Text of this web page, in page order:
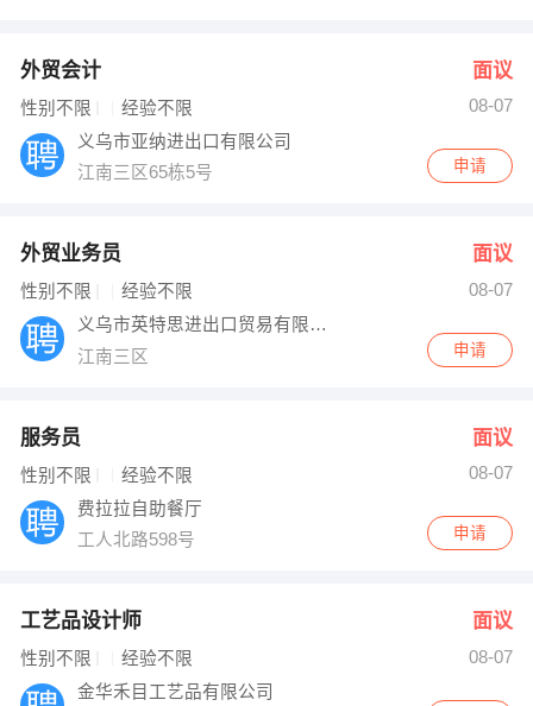
外贸会计 面议
性别不限 经验不限
08-07
义乌市亚纳进出口有限公司
江南三区65栋5号
申请
外贸业务员 面议
性别不限 经验不限
08-07
义乌市英特思进出口贸易有限公司
江南三区
申请
服务员 面议
性别不限 经验不限
08-07
费拉拉自助餐厅
工人北路598号
申请
工艺品设计师 面议
性别不限 经验不限
08-07
金华禾目工艺品有限公司